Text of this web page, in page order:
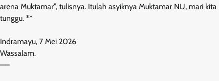
arena Muktamar”, tulisnya. Itulah asyiknya Muktamar NU, mari kita
tunggu. **
Indramayu, 7 Mei 2026
Wassalam.
—–